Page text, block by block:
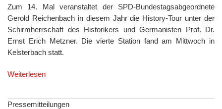
Zum 14. Mal veranstaltet der SPD-Bundestagsabgeordnete
Gerold Reichenbach in diesem Jahr die History-Tour unter der
Schirmherrschaft des Historikers und Germanisten Prof. Dr.
Ernst Erich Metzner. Die vierte Station fand am Mittwoch in
Kelsterbach statt.
Weiterlesen
Pressemitteilungen